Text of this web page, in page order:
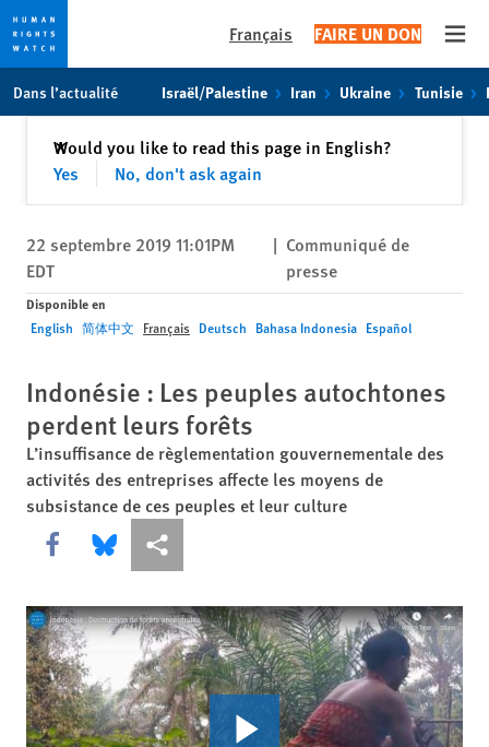
toto
content
Français FAIRE UN DON
Dans l’actualité Israël/Palestine Iran Ukraine Tunisie
Would you like to read this page in English?
Yes
No, don't ask again
✕Fermer
22 septembre 2019 11:01PM
EDT
| Communiqué de
presse
Disponible en
English 简体中文 Français Deutsch Bahasa Indonesia Español
Indonésie : Les peuples autochtones
perdent leurs forêts
L’insuffisance de règlementation gouvernementale des
activités des entreprises affecte les moyens de
subsistance de ces peuples et leur culture
Share this via Facebook
Share this via Bluesky
Share this via Partagez